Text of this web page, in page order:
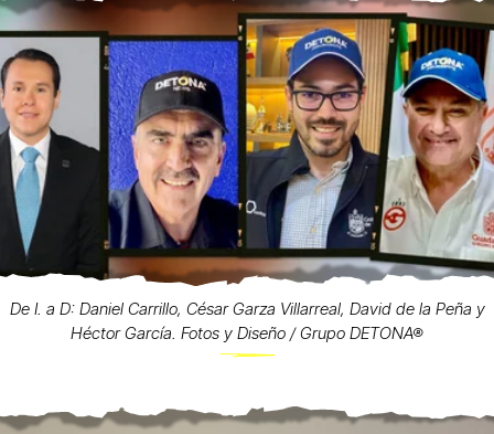
De I. a D: Daniel Carrillo, César Garza Villarreal, David de la Peña y
Héctor García. Fotos y Diseño / Grupo DETONA®